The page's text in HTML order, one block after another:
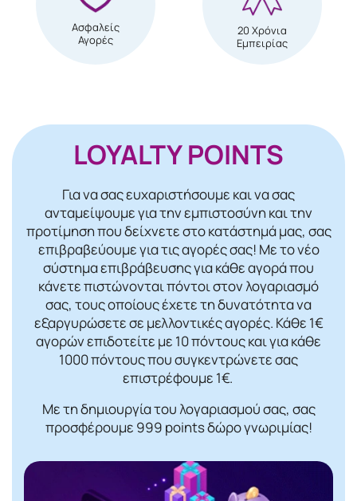
Ασφαλείς
Αγορές
20 Χρόνια
Εμπειρίας
LOYALTY POINTS
Για να σας ευχαριστήσουμε και να σας
ανταμείψουμε για την εμπιστοσύνη και την
προτίμηση που δείχνετε στο κατάστημά μας, σας
επιβραβεύουμε για τις αγορές σας! Mε το νέο
σύστημα επιβράβευσης για κάθε αγορά που
κάνετε πιστώνονται πόντοι στον λογαριασμό
σας, τους οποίους έχετε τη δυνατότητα να
εξαργυρώσετε σε μελλοντικές αγορές. Κάθε 1€
αγορών επιδοτείτε με 10 πόντους και για κάθε
1000 πόντους που συγκεντρώνετε σας
επιστρέφουμε 1€.
Με τη δημιουργία του λογαριασμού σας, σας
προσφέρουμε 999 points δώρο γνωριμίας!